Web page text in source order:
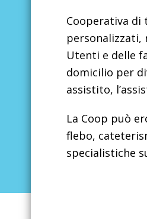
Cooperativa di
personalizzati,
Utenti e delle
domicilio per
assistito,
La Coop può
flebo,
specialistiche